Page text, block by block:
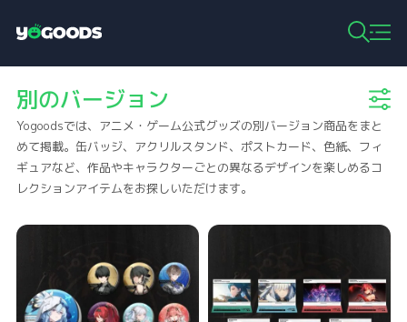
o
o
o
d
s
別のバージョン
Yogoodsでは、アニメ・ゲーム公式グッズの別バージョン商品をまと
めて掲載。缶バッジ、アクリルスタンド、ポストカード、色紙、フィ
ギュアなど、作品やキャラクターごとの異なるデザインを楽しめるコ
レクションアイテムをお探しいただけます。